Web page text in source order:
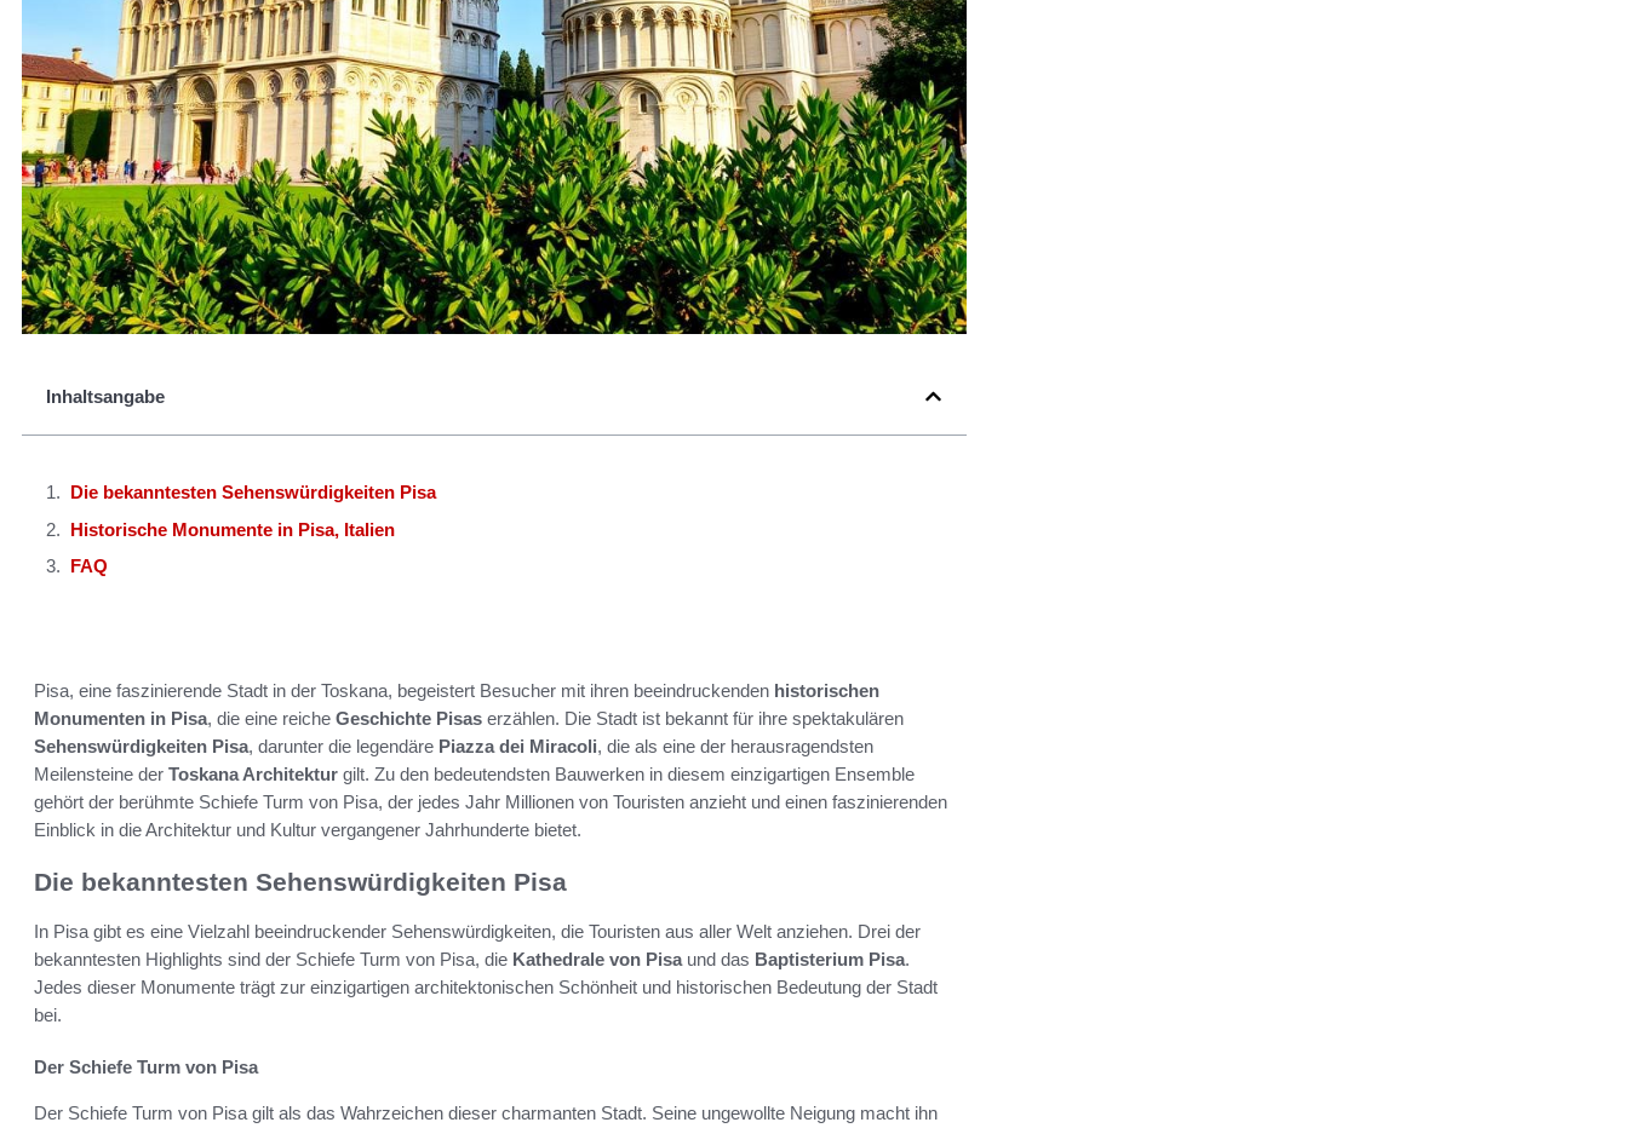
Inhaltsangabe
Die bekanntesten Sehenswürdigkeiten Pisa
Historische Monumente in Pisa, Italien
FAQ
Pisa, eine faszinierende Stadt in der Toskana, begeistert Besucher mit ihren beeindruckenden historischen
Monumenten in Pisa, die eine reiche Geschichte Pisas erzählen. Die Stadt ist bekannt für ihre spektakulären
Sehenswürdigkeiten Pisa, darunter die legendäre Piazza dei Miracoli, die als eine der herausragendsten
Meilensteine der Toskana Architektur gilt. Zu den bedeutendsten Bauwerken in diesem einzigartigen Ensemble
gehört der berühmte Schiefe Turm von Pisa, der jedes Jahr Millionen von Touristen anzieht und einen faszinierenden
Einblick in die Architektur und Kultur vergangener Jahrhunderte bietet.
Die bekanntesten Sehenswürdigkeiten Pisa
In Pisa gibt es eine Vielzahl beeindruckender Sehenswürdigkeiten, die Touristen aus aller Welt anziehen. Drei der
bekanntesten Highlights sind der Schiefe Turm von Pisa, die Kathedrale von Pisaund das Baptisterium Pisa.
Jedes dieser Monumente trägt zur einzigartigen architektonischen Schönheit und historischen Bedeutung der Stadt
bei.
Der Schiefe Turm von Pisa
Der Schiefe Turm von Pisa gilt als das Wahrzeichen dieser charmanten Stadt. Seine ungewollte Neigung macht ihn